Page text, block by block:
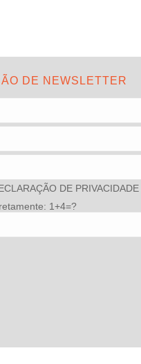
DE NEWSLETTER
DE PRIVACIDADE
1+4=?